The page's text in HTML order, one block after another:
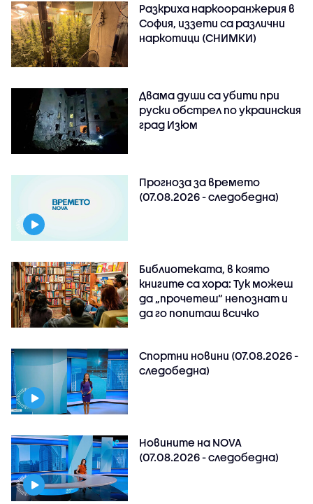
Разкриха наркооранжерия в
София, иззети са различни
наркотици (СНИМКИ)
Двама души са убити при
руски обстрeл по украинския
град Изюм
Прогноза за времето
(07.08.2026 - следобедна)
Библиотеката, в която
книгите са хора: Тук можеш
да „прочетеш“ непознат и
да го попиташ всичко
Спортни новини (07.08.2026 -
следобедна)
Новините на NOVA
(07.08.2026 - следобедна)